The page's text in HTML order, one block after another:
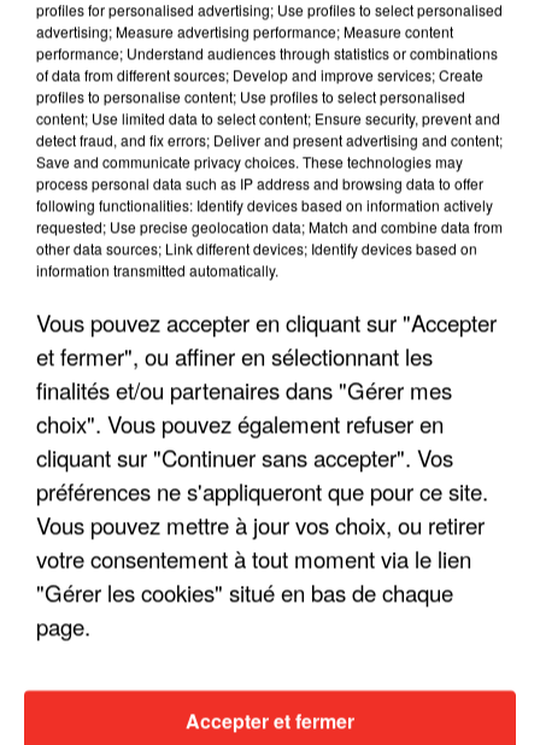
LES INTERVIEWS CHANTE
FRANCE
Voir plus
ENFOIRÉS"
"ON A TOUS LE TRAC"
"ON N'EST PAS DES PARENTS
profiles for personalised advertising; Use profiles to select personalised
advertising; Measure advertising performance; Measure content
performance; Understand audiences through statistics or combinations
of data from different sources; Develop and improve services; Create
profiles to personalise content; Use profiles to select personalised
content; Use limited data to select content; Ensure security, prevent and
detect fraud, and fix errors; Deliver and present advertising and content;
Save and communicate privacy choices. These technologies may
process personal data such as IP address and browsing data to offer
following functionalities: Identify devices based on information actively
requested; Use precise geolocation data; Match and combine data from
other data sources; Link different devices; Identify devices based on
information transmitted automatically.
Vous pouvez accepter en cliquant sur "Accepter
et fermer", ou affiner en sélectionnant les
finalités et/ou partenaires dans "Gérer mes
choix". Vous pouvez également refuser en
cliquant sur "Continuer sans accepter". Vos
préférences ne s'appliqueront que pour ce site.
Vous pouvez mettre à jour vos choix, ou retirer
votre consentement à tout moment via le lien
"Gérer les cookies" situé en bas de chaque
page.
Accepter et fermer